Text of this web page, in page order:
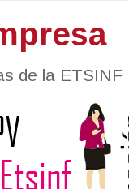
de la ETSINF